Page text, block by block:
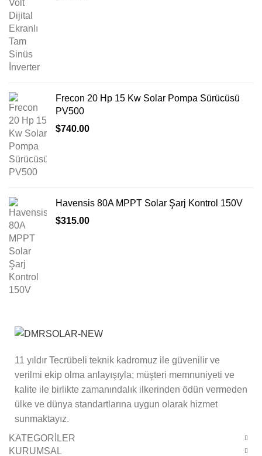
Frecon 20 Hp 15 Kw Solar Pompa Sürücüsü
PV500
$740.00
Havensis 80A MPPT Solar Şarj Kontrol 150V
$315.00
11 yıldır Tecrübeli teknik kadromuz ile güvenilir ve
verilmi ekip olma anlayışıyla; müşteri memnuniyeti ve
kalite ile birlikte zamanındalık ilkerinden ödün vermeden
ülke ve dünya standartlarına uygun olarak hizmet
sunmaktayız.
KATEGORİLER
KURUMSAL